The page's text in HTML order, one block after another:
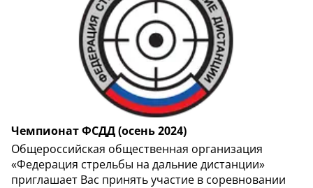
Чемпионат ФСДД (осень 2024)
Общероссийская общественная организация
«Федерация стрельбы на дальние дистанции»
приглашает Вас принять участие в соревновании